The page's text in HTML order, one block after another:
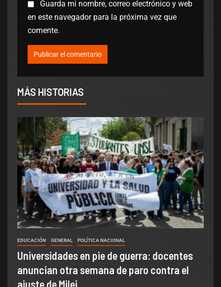
Guarda mi nombre, correo electrónico y web
en este navegador para la próxima vez que
comente.
MÁS HISTORIAS
EDUCACIÓN GENERAL POLÍTICA NACIONAL
Universidades en pie de guerra: docentes
anuncian otra semana de paro contra el
ajuste de Milei